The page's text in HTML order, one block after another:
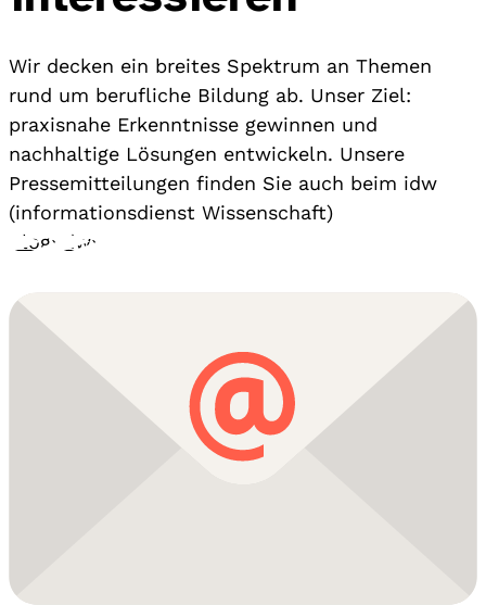
Wir decken ein breites Spektrum an Themen
rund um berufliche Bildung ab. Unser Ziel:
praxisnahe Erkenntnisse gewinnen und
nachhaltige Lösungen entwickeln. Unsere
Pressemitteilungen finden Sie auch beim idw
(informationsdienst Wissenschaft)
Blog› idw›